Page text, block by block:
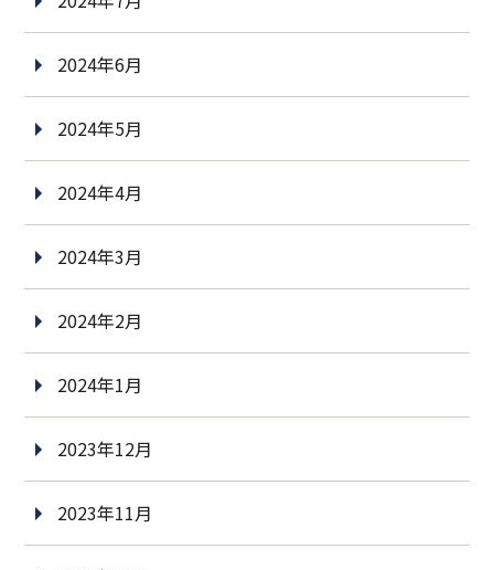
2024年6月
2024年5月
2024年4月
2024年3月
2024年2月
2024年1月
2023年12月
2023年11月